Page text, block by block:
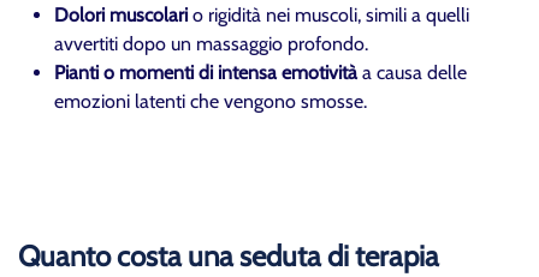
Dolori muscolari o rigidità nei muscoli, simili a quelli
avvertiti dopo un massaggio profondo.
Pianti o momenti di intensa emotivitàa causa delle
emozioni latenti che vengono smosse.
Quanto costa una seduta di terapia